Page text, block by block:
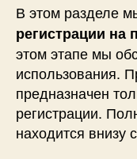
В этом разделе
регистрации
этом этапе мы
использования.
предназначен
регистрации.
находится внизу